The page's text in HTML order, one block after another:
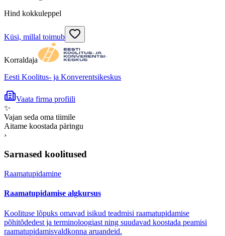
Hind kokkuleppel
Küsi, millal toimub
Korraldaja
Eesti Koolitus- ja Konverentsikeskus
Vaata firma profiili
✨
Vajan seda oma tiimile
Aitame koostada päringu
›
Sarnased koolitused
Raamatupidamine
Raamatupidamise algkursus
Koolituse lõpuks omavad isikud teadmisi raamatupidamise
põhitõdedest ja terminoloogiast ning suudavad koostada peamisi
raamatupidamisvaldkonna aruandeid.